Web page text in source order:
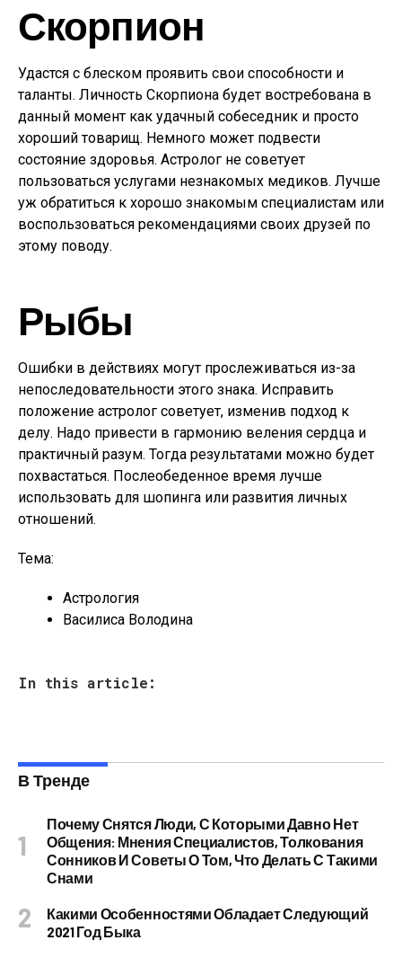
Скорпион
Удастся с блеском проявить свои способности и
таланты. Личность Скорпиона будет востребована в
данный момент как удачный собеседник и просто
хороший товарищ. Немного может подвести
состояние здоровья. Астролог не советует
пользоваться услугами незнакомых медиков. Лучше
уж обратиться к хорошо знакомым специалистам или
воспользоваться рекомендациями своих друзей по
этому поводу.
Рыбы
Ошибки в действиях могут прослеживаться из-за
непоследовательности этого знака. Исправить
положение астролог советует, изменив подход к
делу. Надо привести в гармонию веления сердца и
практичный разум. Тогда результатами можно будет
похвастаться. Послеобеденное время лучше
использовать для шопинга или развития личных
отношений.
Тема:
Астрология
Василиса Володина
In this article:
В Тренде
Почему Снятся Люди, С Которыми Давно Нет
Общения: Мнения Специалистов, Толкования
Сонников И Советы О Том, Что Делать С Такими
Снами
Какими Особенностями Обладает Следующий
2021 Год Быка